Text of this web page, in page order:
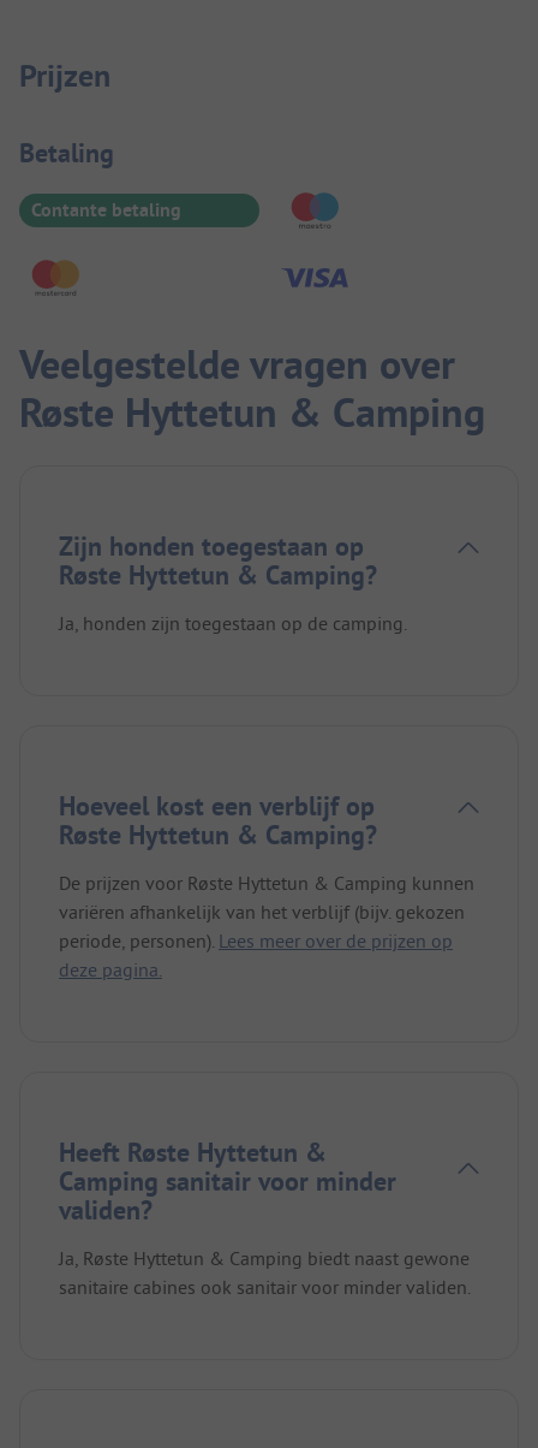
Prijzen
Betaalinformatie
Betaling
Contante betaling
Veelgestelde vragen over
Røste Hyttetun & Camping
Zijn honden toegestaan op
Røste Hyttetun & Camping?
Ja, honden zijn toegestaan op de camping.
Hoeveel kost een verblijf op
Røste Hyttetun & Camping?
De prijzen voor Røste Hyttetun & Camping kunnen
variëren afhankelijk van het verblijf (bijv. gekozen
periode, personen). Lees meer over de prijzen op
deze pagina.
Heeft Røste Hyttetun &
Camping sanitair voor minder
validen?
Ja, Røste Hyttetun & Camping biedt naast gewone
sanitaire cabines ook sanitair voor minder validen.